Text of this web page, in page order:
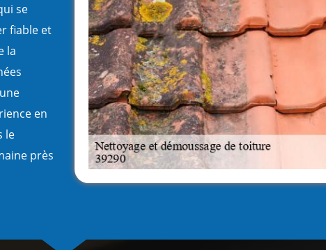
se
fiable et
la
en
le
près